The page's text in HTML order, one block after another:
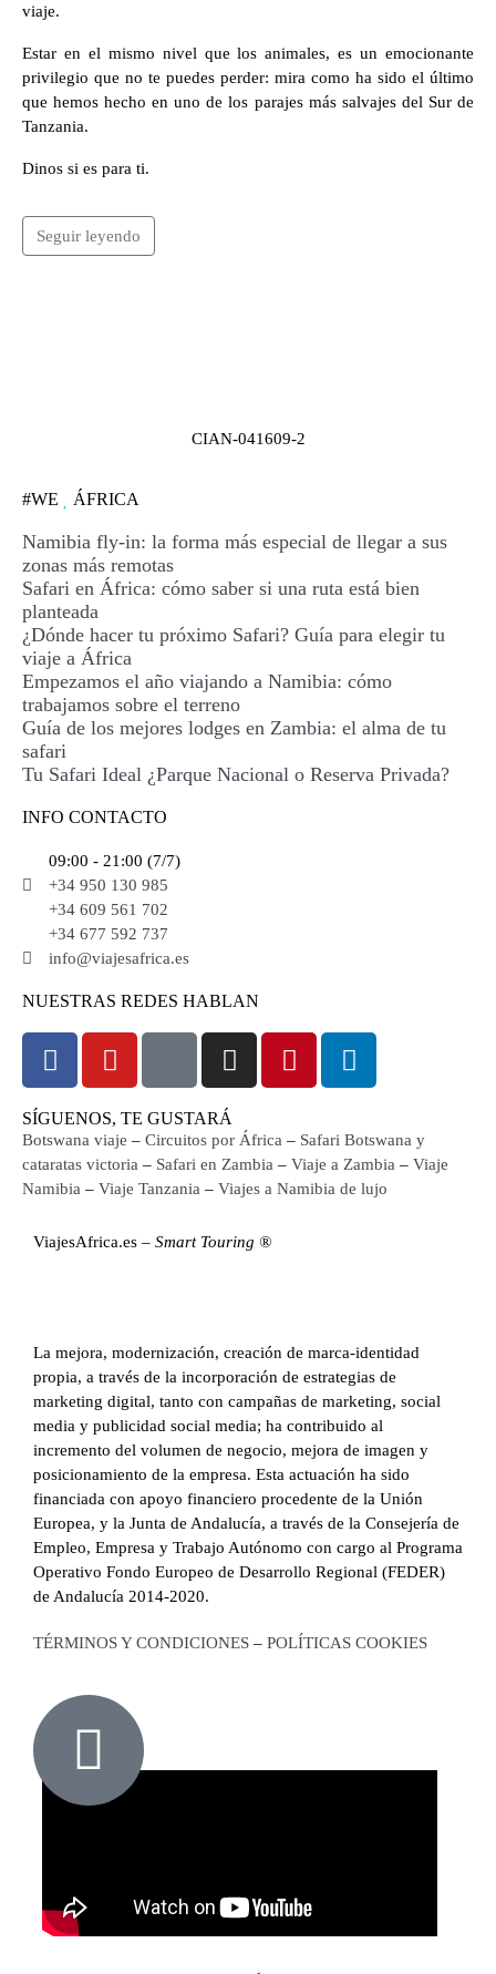
viaje.
Estar en el mismo nivel que los animales, es un emocionante
privilegio que no te puedes perder: mira como ha sido el último
que hemos hecho en uno de los parajes más salvajes del Sur de
Tanzania.
Dinos si es para ti.
Seguir leyendo
CIAN-041609-2
#WE ÁFRICA
Namibia fly-in: la forma más especial de llegar a sus
zonas más remotas
Safari en África: cómo saber si una ruta está bien
planteada
¿Dónde hacer tu próximo Safari? Guía para elegir tu
viaje a África
Empezamos el año viajando a Namibia: cómo
trabajamos sobre el terreno
Guía de los mejores lodges en Zambia: el alma de tu
safari
Tu Safari Ideal ¿Parque Nacional o Reserva Privada?
INFO CONTACTO
09:00 - 21:00 (7/7)
+34 950 130 985
+34 609 561 702
+34 677 592 737
info@viajesafrica.es
NUESTRAS REDES HABLAN
SÍGUENOS, TE GUSTARÁ
Botswana viaje – Circuitos por África – Safari Botswana y
cataratas victoria – Safari en Zambia – Viaje a Zambia – Viaje
Namibia – Viaje Tanzania – Viajes a Namibia de lujo
ViajesAfrica.es – Smart Touring ®
La mejora, modernización, creación de marca-identidad
propia, a través de la incorporación de estrategias de
marketing digital, tanto con campañas de marketing, social
media y publicidad social media; ha contribuido al
incremento del volumen de negocio, mejora de imagen y
posicionamiento de la empresa. Esta actuación ha sido
financiada con apoyo financiero procedente de la Unión
Europea, y la Junta de Andalucía, a través de la Consejería de
Empleo, Empresa y Trabajo Autónomo con cargo al Programa
Operativo Fondo Europeo de Desarrollo Regional (FEDER)
de Andalucía 2014-2020.
TÉRMINOS Y CONDICIONES – POLÍTICAS COOKIES